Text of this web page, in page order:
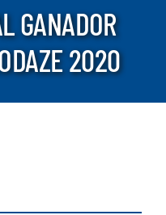
CONTACT US
NEWS
GANADOR
2020